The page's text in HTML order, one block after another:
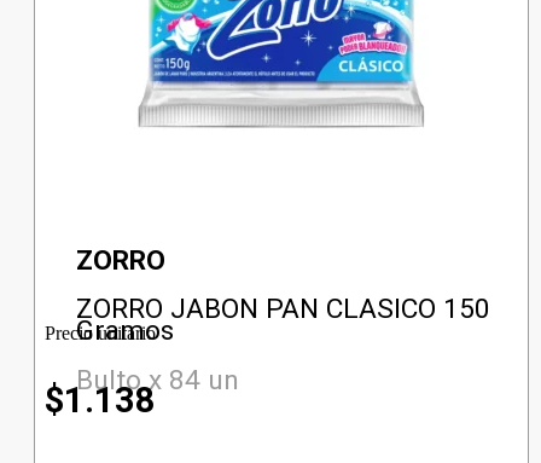
ZORRO
ZORRO JABON PAN CLASICO 150
Gramos
Bulto x 84 un
Precio unitario
$1.138